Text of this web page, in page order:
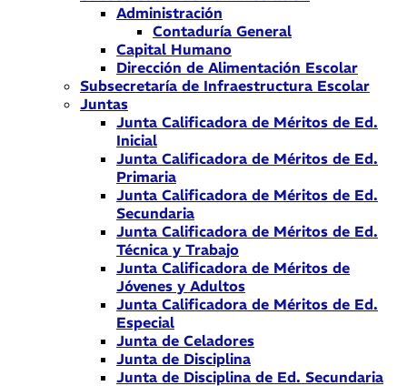
Administración
Contaduría General
Capital Humano
Dirección de Alimentación Escolar
Subsecretaría de Infraestructura Escolar
Juntas
Junta Calificadora de Méritos de Ed.
Inicial
Junta Calificadora de Méritos de Ed.
Primaria
Junta Calificadora de Méritos de Ed.
Secundaria
Junta Calificadora de Méritos de Ed.
Técnica y Trabajo
Junta Calificadora de Méritos de
Jóvenes y Adultos
Junta Calificadora de Méritos de Ed.
Especial
Junta de Celadores
Junta de Disciplina
Junta de Disciplina de Ed. Secundaria